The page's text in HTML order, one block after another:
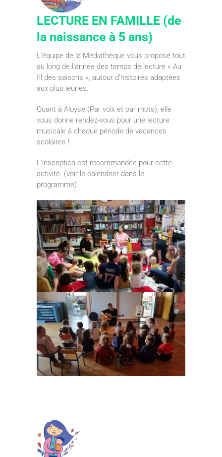
LECTURE EN FAMILLE (de
la naissance à 5 ans)
L’équipe de la Médiathèque vous propose tout
au long de l’année des temps de lecture « Au
fil des saisons », autour d’histoires adaptées
aux plus jeunes.
Quant à Aloyse (Par voix et par mots), elle
vous donne rendez-vous pour une lecture
musicale à chaque période de vacances
scolaires !
L’inscription est recommandée pour cette
activité. (voir le calendrier dans le
programme)